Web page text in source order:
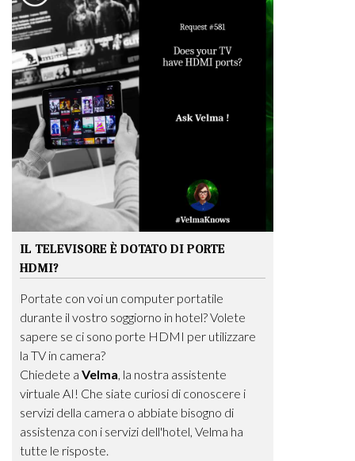
IL TELEVISORE È DOTATO DI PORTE
HDMI?
Portate con voi un computer portatile
durante il vostro soggiorno in hotel? Volete
sapere se ci sono porte HDMI per utilizzare
la TV in camera?
Chiedete a Velma, la nostra assistente
virtuale AI! Che siate curiosi di conoscere i
servizi della camera o abbiate bisogno di
assistenza con i servizi dell'hotel, Velma ha
tutte le risposte.